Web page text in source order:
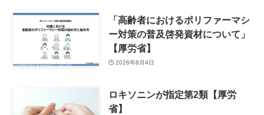
「高齢者におけるポリファーマシ
ー対策の普及啓発資材について」
【厚労省】
2026年8月4日
ロキソニンが指定第2類【厚労
省】